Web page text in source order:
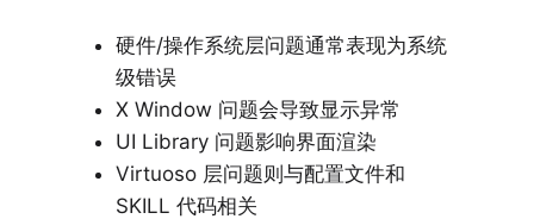
硬件/操作系统层问题通常表现为系统
级错误
X Window 问题会导致显示异常
UI Library 问题影响界面渲染
Virtuoso 层问题则与配置文件和
SKILL 代码相关